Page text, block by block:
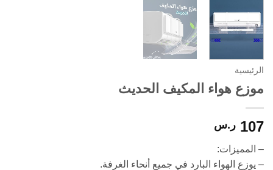
الرئيسية
موزع هواء المكيف الحديث
107 ر.س
– المميزات:
– يوزع الهواء البارد في جميع أنحاء الغرفة.